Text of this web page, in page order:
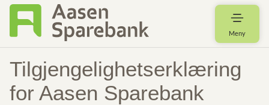
Meny
Tilgjengelighetserklæring
for Aasen Sparebank